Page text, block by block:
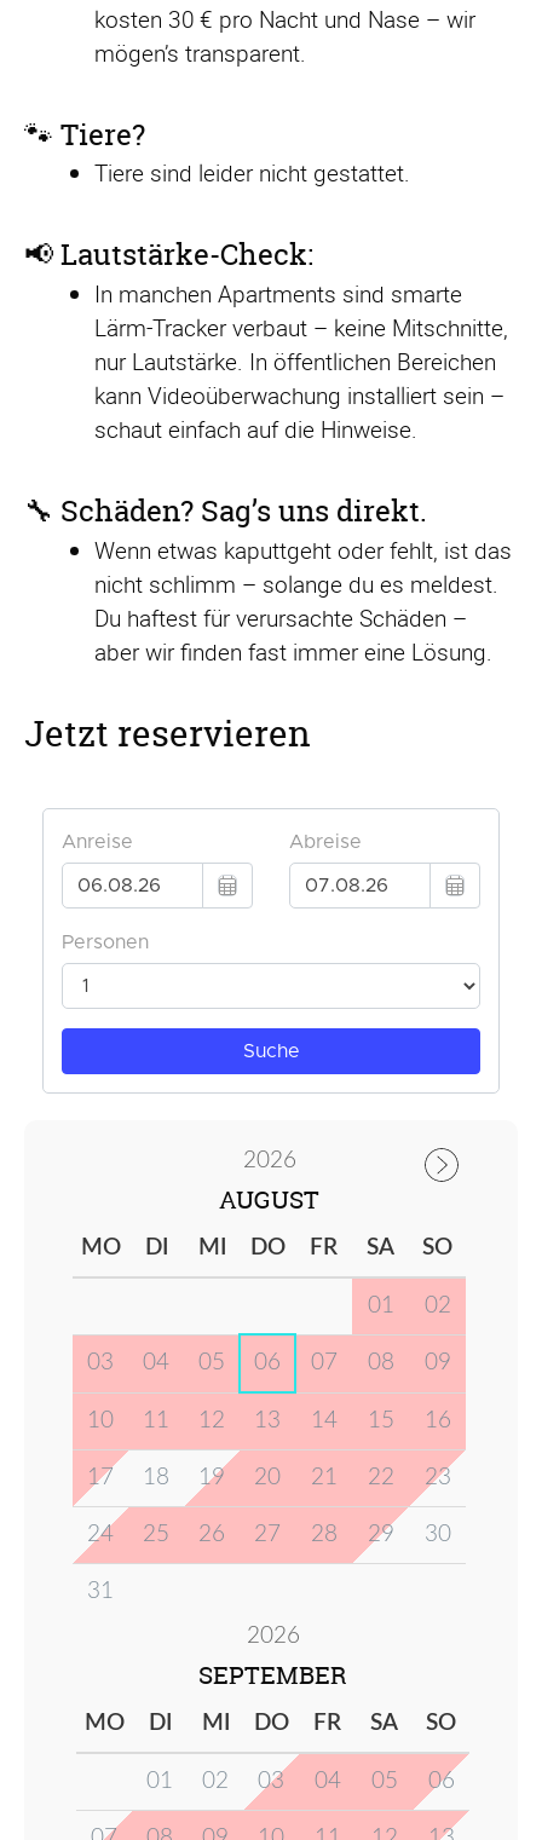
kosten 30 € pro Nacht und Nase – wir
mögen’s transparent.
🐾 Tiere?
Tiere sind leider nicht gestattet.
📢 Lautstärke-Check:
In manchen Apartments sind smarte
Lärm-Tracker verbaut – keine Mitschnitte,
nur Lautstärke. In öffentlichen Bereichen
kann Videoüberwachung installiert sein –
schaut einfach auf die Hinweise.
🔧 Schäden? Sag’s uns direkt.
Wenn etwas kaputtgeht oder fehlt, ist das
nicht schlimm – solange du es meldest.
Du haftest für verursachte Schäden –
aber wir finden fast immer eine Lösung.
Jetzt reservieren
2026
AUGUST
MO DI MI DO FR SA SO
01 02
03 04 05 06 07 08 09
10 11 12 13 14 15 16
17 18 19 20 21 22 23
24 25 26 27 28 29 30
31
2026
SEPTEMBER
MO DI MI DO FR SA SO
01 02 03 04 05 06